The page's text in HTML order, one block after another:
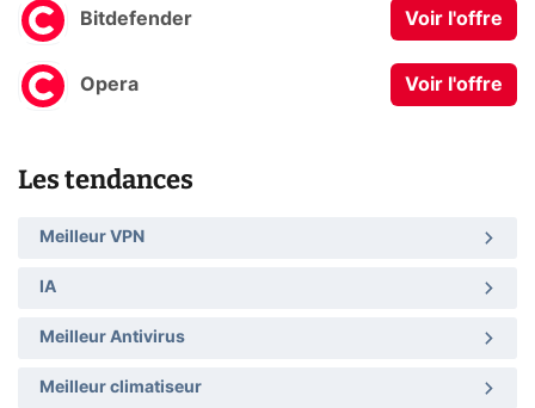
Bitdefender Voir l'offre
Opera Voir l'offre
Les tendances
Meilleur VPN
IA
Meilleur Antivirus
Meilleur climatiseur